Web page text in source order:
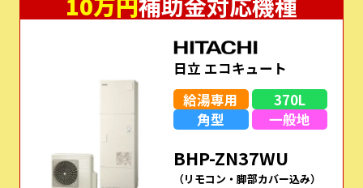
日立 エコキュート
給湯専用
370L
角型
一般地
BHP-ZN37WU
（リモコン・脚部カバー込み）